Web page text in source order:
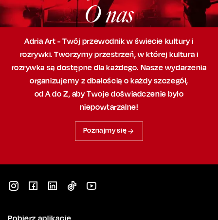
O nas
Adria Art - Twój przewodnik w świecie kultury i
rozrywki. Tworzymy przestrzeń,w której kultura i
rozrywka są dostępne dla każdego. Nasze wydarzenia
organizujemy z dbałością o każdy szczegół,
od A do Z, abyTwoje doświadczenie było
niepowtarzalne!
Poznajmy się